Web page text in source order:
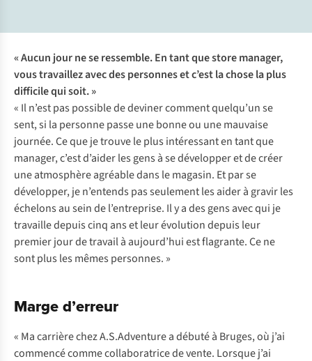
« Aucun jour ne se ressemble. En tant que store manager,
vous travaillez avec des personnes et c’est la chose la plus
difficile qui soit. »
« Il n’est pas possible de deviner comment quelqu’un se
sent, si la personne passe une bonne ou une mauvaise
journée. Ce que je trouve le plus intéressant en tant que
manager, c’est d’aider les gens à se développer et de créer
une atmosphère agréable dans le magasin. Et par se
développer, je n’entends pas seulement les aider à gravir les
échelons au sein de l’entreprise. Il y a des gens avec qui je
travaille depuis cinq ans et leur évolution depuis leur
premier jour de travail à aujourd’hui est flagrante. Ce ne
sont plus les mêmes personnes. »
Marge d’erreur
« Ma carrière chez A.S.Adventure a débuté à Bruges, où j’ai
commencé comme collaboratrice de vente. Lorsque j’ai